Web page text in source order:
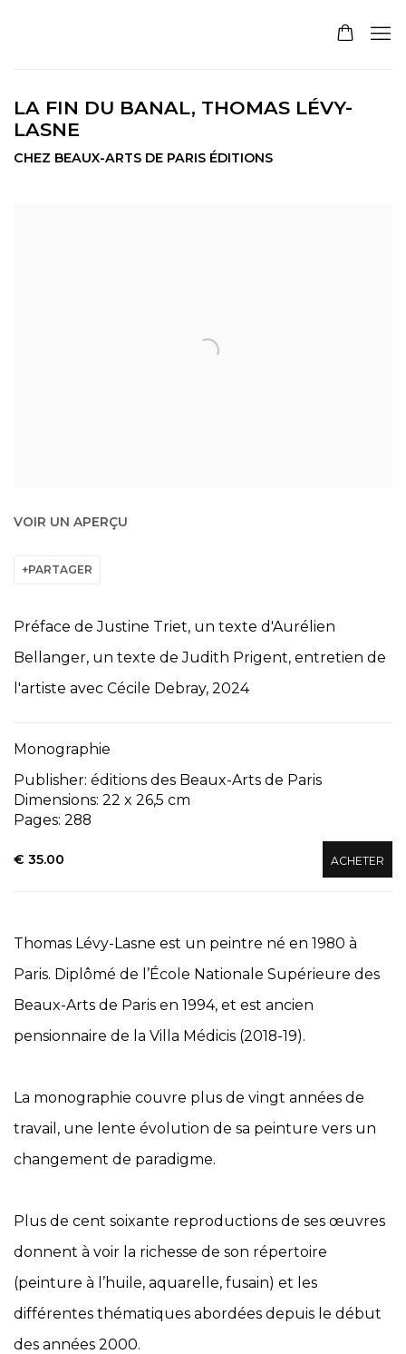
LA FIN DU BANAL, THOMAS LÉVY-
LASNE
CHEZ BEAUX-ARTS DE PARIS ÉDITIONS
VOIR UN APERÇU
PARTAGER
Préface de Justine Triet, un texte d'Aurélien
Bellanger, un texte de Judith Prigent, entretien de
l'artiste avec Cécile Debray, 2024
Monographie
Publisher: éditions des Beaux-Arts de Paris
Dimensions: 22 x 26,5 cm
Pages: 288
€ 35.00 ACHETER
Thomas Lévy-Lasne est un peintre né en 1980 à
Paris. Diplômé de l’École Nationale Supérieure des
Beaux-Arts de Paris en 1994, et est ancien
pensionnaire de la Villa Médicis (2018-19).
La monographie couvre plus de vingt années de
travail, une lente évolution de sa peinture vers un
changement de paradigme.
Plus de cent soixante reproductions de ses œuvres
donnent à voir la richesse de son répertoire
(peinture à l’huile, aquarelle, fusain) et les
différentes thématiques abordées depuis le début
des années 2000.